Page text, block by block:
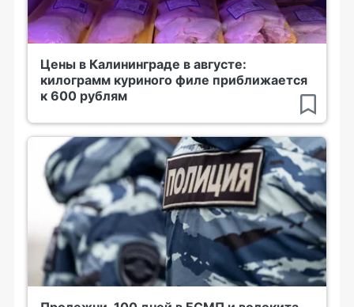
Цены в Калининграде в августе:
килограмм куриного филе приближается
к 600 рублям